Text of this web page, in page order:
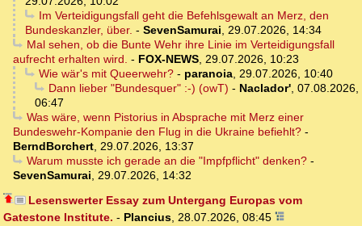
Im Verteidigungsfall geht die Befehlsgewalt an Merz, den
Bundeskanzler, über. - SevenSamurai, 29.07.2026, 14:34
Mal sehen, ob die Bunte Wehr ihre Linie im Verteidigungsfall
aufrecht erhalten wird. - FOX-NEWS, 29.07.2026, 10:23
Wie wär's mit Queerwehr?- paranoia, 29.07.2026, 10:40
Dann lieber "Bundesquer" :-) (owT) - Naclador', 07.08.2026,
06:47
Was wäre, wenn Pistorius in Absprache mit Merz einer
Bundeswehr-Kompanie den Flug in die Ukraine befiehlt? -
BerndBorchert, 29.07.2026, 13:37
Warum musste ich gerade an die "Impfpflicht" denken?-
SevenSamurai, 29.07.2026, 14:32
Lesenswerter Essay zum Untergang Europas vom
Gatestone Institute. - Plancius, 28.07.2026, 08:45